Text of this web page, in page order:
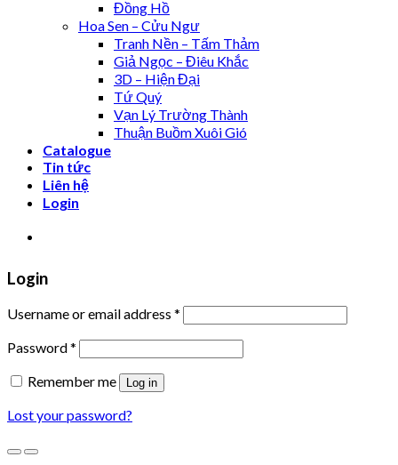
Đồng Hồ
Hoa Sen – Cửu Ngư
Tranh Nền – Tấm Thảm
Giả Ngọc – Điêu Khắc
3D – Hiện Đại
Tứ Quý
Vạn Lý Trường Thành
Thuận Buồm Xuôi Gió
Catalogue
Tin tức
Liên hệ
Login
Login
Username or email address *
Password*
Remember me
Log in
Lost your password?